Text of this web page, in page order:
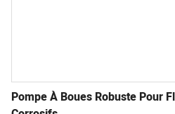
Pompe À Boues Robuste Pour